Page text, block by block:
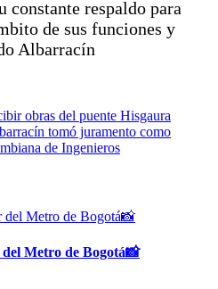
constante respaldo para
de sus funciones y
Albarracín
obras del puente Hisgaura
tomó juramento como
de Ingenieros
Metro de Bogotá📸